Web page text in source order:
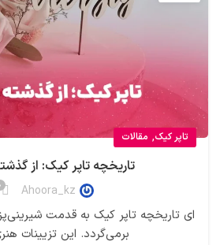
تاپر کیک, مقالات
تاریخچه تاپر کیک: از
Ahoora_kz
ای تاریخچه تاپر کیک به قدمت
برمی‌گردد. این تزیینات